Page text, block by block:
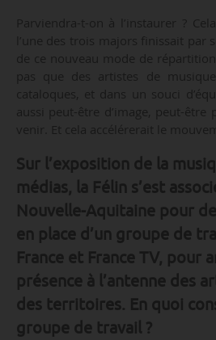
Parviendra-t-on à l’instaurer ?
l’une des trois majors finissait par
de ce nouveau mode de
pas que des artistes de
cataloques, et dans un souci
aussi peut-être d’image, peut-être
venir. Et cela accélérerait le
Sur l’exposition de la
médias, la Félin s’est
Nouvelle-Aquitaine pour
en place d’un groupe de
France et France TV, pour
présence à l’antenne des
des territoires. En quoi
groupe de travail ?